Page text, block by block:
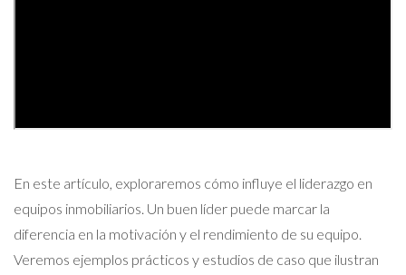
En este artículo, exploraremos cómo influye el liderazgo en
equipos inmobiliarios. Un buen líder puede marcar la
diferencia en la motivación y el rendimiento de su equipo.
Veremos ejemplos prácticos y estudios de caso que ilustran